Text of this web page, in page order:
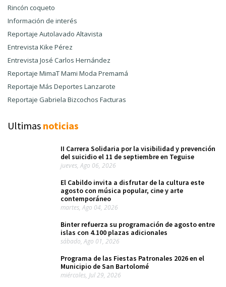
Rincón coqueto
Información de interés
Reportaje Autolavado Altavista
Entrevista Kike Pérez
Entrevista José Carlos Hernández
Reportaje MimaT Mami Moda Premamá
Reportaje Más Deportes Lanzarote
Reportaje Gabriela Bizcochos Facturas
Ultimas noticias
II Carrera Solidaria por la visibilidad y prevención
del suicidio el 11 de septiembre en Teguise
jueves, Ago 06, 2026
El Cabildo invita a disfrutar de la cultura este
agosto con música popular, cine y arte
contemporáneo
martes, Ago 04, 2026
Binter refuerza su programación de agosto entre
islas con 4.100 plazas adicionales
sábado, Ago 01, 2026
Programa de las Fiestas Patronales 2026 en el
Municipio de San Bartolomé
miércoles, Jul 29, 2026